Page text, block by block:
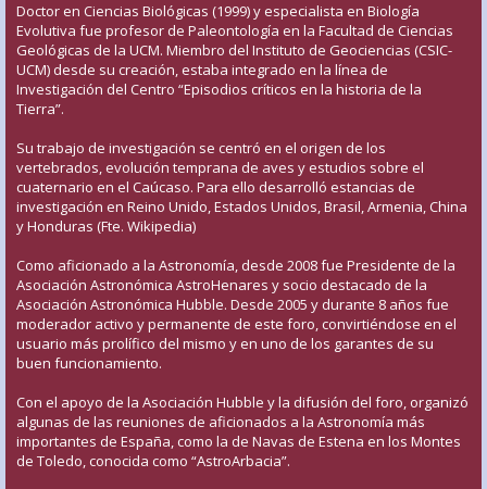
Doctor en Ciencias Biológicas (1999) y especialista en Biología
Evolutiva fue profesor de Paleontología en la Facultad de Ciencias
Geológicas de la UCM. Miembro del Instituto de Geociencias (CSIC-
UCM) desde su creación, estaba integrado en la línea de
Investigación del Centro “Episodios críticos en la historia de la
Tierra”.
Su trabajo de investigación se centró en el origen de los
vertebrados, evolución temprana de aves y estudios sobre el
cuaternario en el Caúcaso. Para ello desarrolló estancias de
investigación en Reino Unido, Estados Unidos, Brasil, Armenia, China
y Honduras (Fte. Wikipedia)
Como aficionado a la Astronomía, desde 2008 fue Presidente de la
Asociación Astronómica AstroHenares y socio destacado de la
Asociación Astronómica Hubble. Desde 2005 y durante 8 años fue
moderador activo y permanente de este foro, convirtiéndose en el
usuario más prolífico del mismo y en uno de los garantes de su
buen funcionamiento.
Con el apoyo de la Asociación Hubble y la difusión del foro, organizó
algunas de las reuniones de aficionados a la Astronomía más
importantes de España, como la de Navas de Estena en los Montes
de Toledo, conocida como “AstroArbacia”.